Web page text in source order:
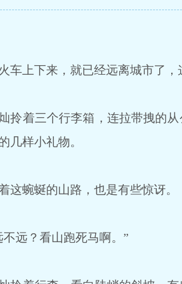
车上下来，就已经远离城市了，
拎着三个行李箱，连拉带拽的
几样小礼物。
这蜿蜒的山路，也是有些惊讶。
远？看山跑死马啊。”